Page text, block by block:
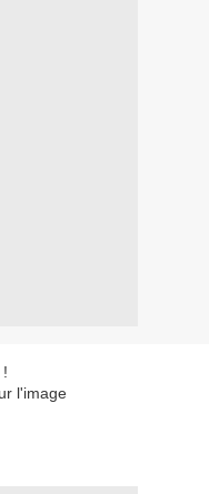
l'image